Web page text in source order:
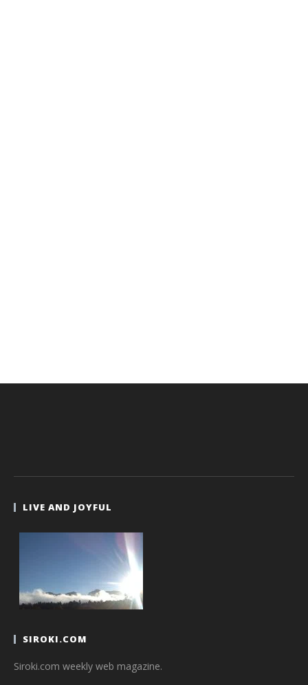
LIVE AND JOYFUL
SIROKI.COM
Siroki.com weekly web magazine.